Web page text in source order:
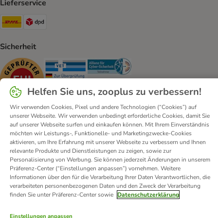
Lieferservice
DHL Shipping Method
Sicherheit
Security Security
Kontakt Versandkosten und Lieferzeit
Impressum
Allgemeine Geschäftsbedingungen
Digital Services Act
Vertrag widerrufen
Entsorgungs- und Umweltbestimmungen
Zahlungsarten
Über uns Partnerprogramme
Karriere
Corporate Website
Datenschutz Erklärung zur Barrierefreiheit
Helfen Sie uns, zooplus zu verbessern!
Wir verwenden Cookies, Pixel und andere Technologien (“Cookies”) auf
unserer Webseite. Wir verwenden unbedingt erforderliche Cookies, damit Sie
auf unserer Webseite surfen und einkaufen können. Mit Ihrem Einverständnis
möchten wir Leistungs-, Funktionelle- und Marketingzwecke-Cookies
aktivieren, um Ihre Erfahrung mit unserer Webseite zu verbessern und Ihnen
relevante Produkte und Dienstleistungen zu zeigen, sowie zur
Personalisierung von Werbung. Sie können jederzeit Änderungen in unserem
Präferenz-Center (“Einstellungen anpassen”) vornehmen. Weitere
Informationen über den für die Verarbeitung Ihrer Daten Verantwortlichen, die
verarbeiteten personenbezogenen Daten und den Zweck der Verarbeitung
finden Sie unter Präferenz-Center sowie Datenschutzerklärung
Einstellungen anpassen